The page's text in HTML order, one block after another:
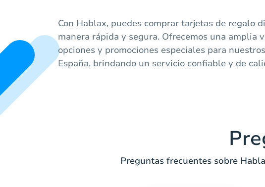
Con Hablax, puedes comprar tarjetas de regalo
manera rápida y segura. Ofrecemos una amplia
opciones y promociones especiales para
España, brindando un servicio confiable y de
Preguntas frecuentes sobre